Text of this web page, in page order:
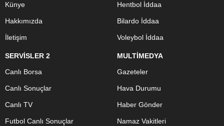
Künye
Hakkımızda
İletişim
Hentbol İddaa
Bilardo İddaa
Voleybol İddaa
SERVİSLER 2
Canlı Borsa
Canlı Sonuçlar
Canlı TV
Futbol Canlı Sonuçlar
MULTİMEDYA
Gazeteler
Hava Durumu
Haber Gönder
Namaz Vakitleri